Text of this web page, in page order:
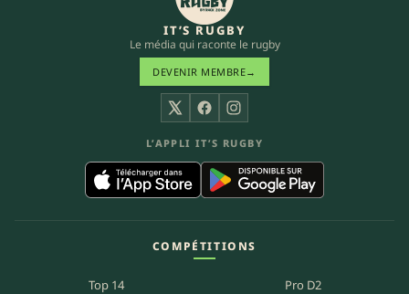
IT’S RUGBY
Le média qui raconte le rugby
DEVENIR MEMBRE→
X FacebookInstagram
L’APPLI IT’S RUGBY
COMPÉTITIONS
Top 14
Pro D2